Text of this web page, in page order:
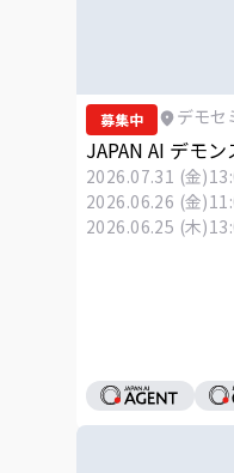
募集中 デモセ
JAPAN AI デモ
2026.07.31 (金)
2026.06.26 (金)
2026.06.25 (木)